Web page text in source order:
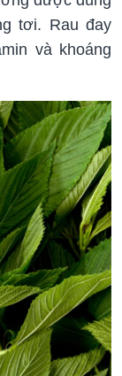
tơi. Rau đay
và khoáng